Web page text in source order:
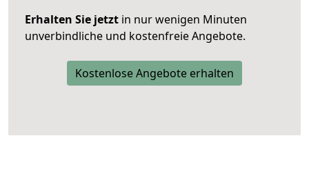
Erhalten Sie jetzt in nur wenigen Minuten
unverbindliche und kostenfreie Angebote.
Kostenlose Angebote erhalten